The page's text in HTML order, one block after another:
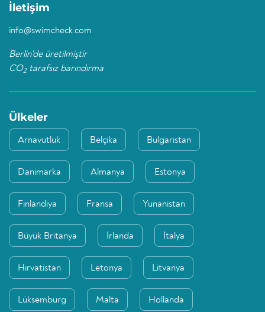
İletişim
info@swimcheck.com
Berlin'de üretilmiştir
CO2tarafsız barındırma
Ülkeler
Arnavutluk Belçika Bulgaristan
Danimarka Almanya Estonya
Finlandiya Fransa Yunanistan
Büyük Britanya İrlanda İtalya
Hırvatistan Letonya Litvanya
Lüksemburg Malta Hollanda